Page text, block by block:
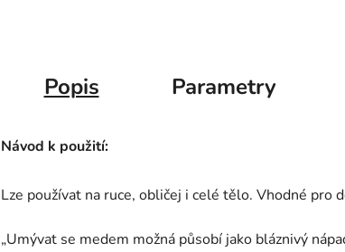
Popis Parametry
Návod k použití:
Lze používat na ruce, obličej i celé tělo. Vhodné pro
„Umývat se medem možná působí jako bláznivý